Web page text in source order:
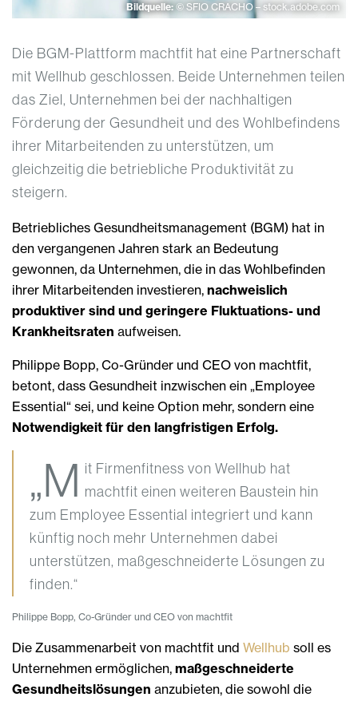
Bildquelle: © SFIO CRACHO – stock.adobe.com
Die BGM-Plattform machtfit hat eine Partnerschaft
mit Wellhub geschlossen. Beide Unternehmen teilen
das Ziel, Unternehmen bei der nachhaltigen
Förderung der Gesundheit und des Wohlbefindens
ihrer Mitarbeitenden zu unterstützen, um
gleichzeitig die betriebliche Produktivität zu
steigern.
Betriebliches Gesundheitsmanagement (BGM) hat in
den vergangenen Jahren stark an Bedeutung
gewonnen, da Unternehmen, die in das Wohlbefinden
ihrer Mitarbeitenden investieren, nachweislich
produktiver sind und geringere Fluktuations- und
Krankheitsraten aufweisen.
Philippe Bopp, Co-Gründer und CEO von machtfit,
betont, dass Gesundheit inzwischen ein „Employee
Essential“ sei, und keine Option mehr, sondern eine
Notwendigkeit für den langfristigen Erfolg.
„M it Firmenfitness von Wellhub hat
machtfit einen weiteren Baustein hin
zum Employee Essential integriert und kann
künftig noch mehr Unternehmen dabei
unterstützen, maßgeschneiderte Lösungen zu
finden.“
Philippe Bopp, Co-Gründer und CEO von machtfit
Die Zusammenarbeit von machtfit und Wellhub soll es
Unternehmen ermöglichen, maßgeschneiderte
Gesundheitslösungen anzubieten, die sowohl die